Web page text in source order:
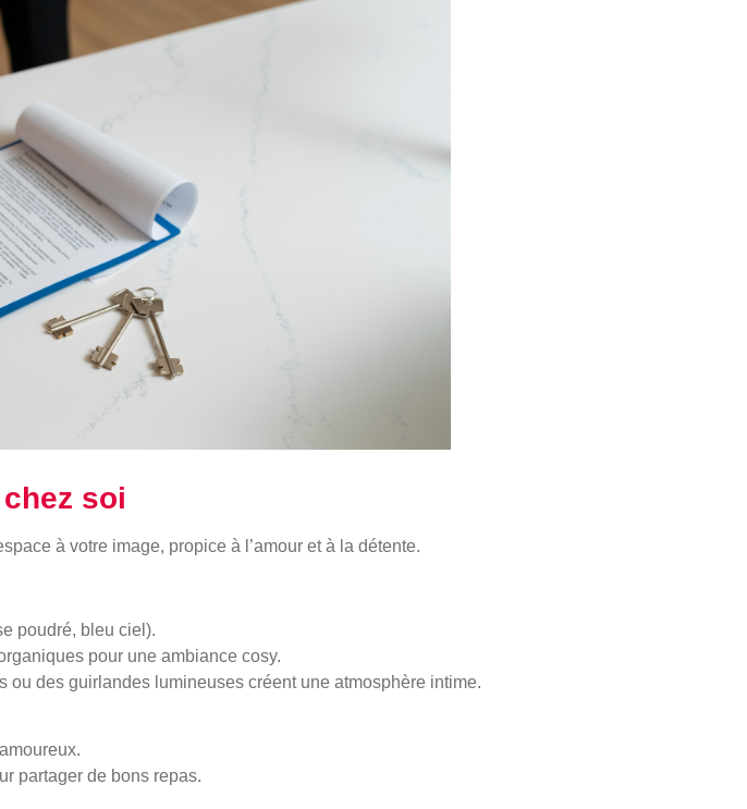
soi
à votre image, propice à l’amour et à la détente.
poudré, bleu ciel).
pour une ambiance cosy.
ou des guirlandes lumineuses créent une atmosphère intime.
partager de bons repas.